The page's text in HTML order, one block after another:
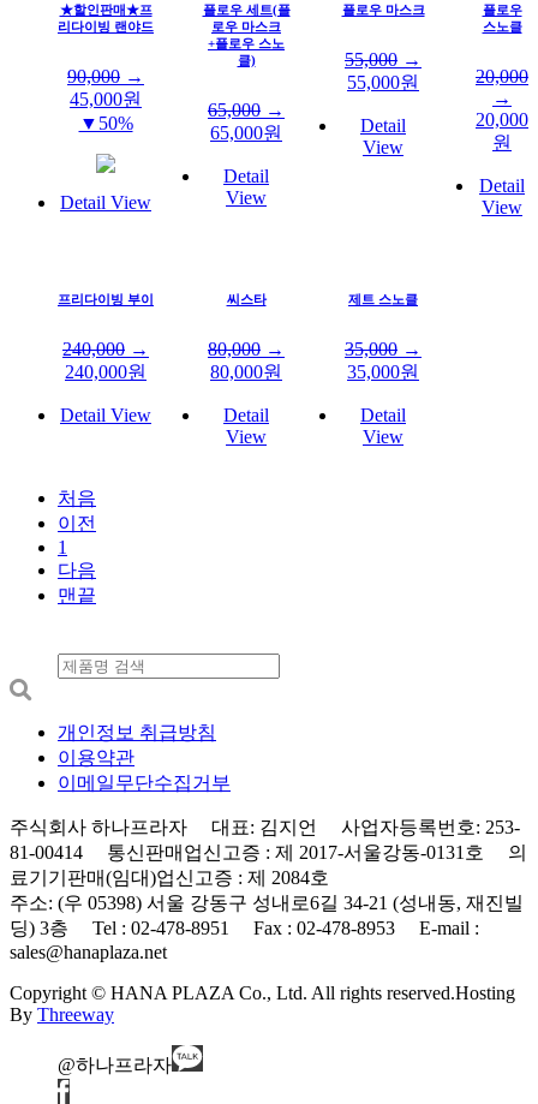
★할인판매★프
리다이빙 랜야드
90,000 →
45,000원
▼50%
Detail View
플로우 세트(플
로우 마스크
+플로우 스노
클)
65,000 →
65,000원
Detail
View
플로우 마스크
55,000 →
55,000원
Detail
View
플로우
스노클
20,000
→
20,000
원
Detail
View
프리다이빙 부이
240,000 →
240,000원
Detail View
씨스타
80,000 →
80,000원
Detail
View
제트 스노클
35,000 →
35,000원
Detail
View
처음
이전
1
다음
맨끝
개인정보 취급방침
이용약관
이메일무단수집거부
주식회사 하나프라자 대표: 김지언 사업자등록번호: 253-
81-00414 통신판매업신고증 : 제 2017-서울강동-0131호 의
료기기판매(임대)업신고증 : 제 2084호
주소: (우 05398) 서울 강동구 성내로6길 34-21 (성내동, 재진빌
딩) 3층 Tel : 02-478-8951 Fax : 02-478-8953 E-mail :
sales@hanaplaza.net
Copyright © HANA PLAZA Co., Ltd. All rights reserved.Hosting
By Threeway
@하나프라자